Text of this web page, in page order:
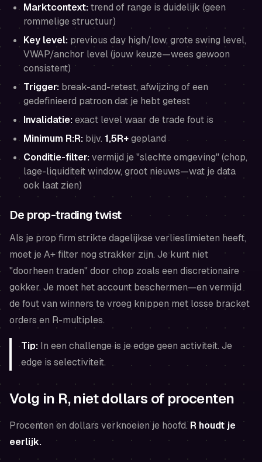
Marktcontext:trend of range is duidelijk (geen
rommelige structuur)
Key level: previous day high/low, grote swing level,
VWAP/anchor level (jouw keuze—wees gewoon
consistent)
Trigger: break-and-retest, afwijzing of een
gedefinieerd patroon dat je hebt getest
Invalidatie:exact level waar de trade fout is
Minimum R:R: bijv. 1,5R+gepland
Conditie-filter:vermijd je "slechte omgeving" (chop,
lage-liquiditeit window, groot nieuws—wat je data
ook laat zien)
De prop-trading twist
Als je prop firm strikte dagelijkse verlieslimieten heeft,
moet je A+ filter nog strakker zijn. Je kunt niet
"doorheen traden" door chop zoals een discretionaire
gokker. Je moet het account beschermen—en vermijd
de fout van winners te vroeg knippen met losse bracket
orders en R-multiples.
Tip:In een challenge is je edge geen activiteit. Je
edge is selectiviteit.
Volg in R, niet dollars of procenten
Procenten en dollars verknoeien je hoofd.R houdt je
eerlijk.